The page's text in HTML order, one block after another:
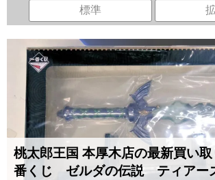
標準
桃太郎王国 本厚木店の最新買い
番くじ ゼルダの伝説 ティア